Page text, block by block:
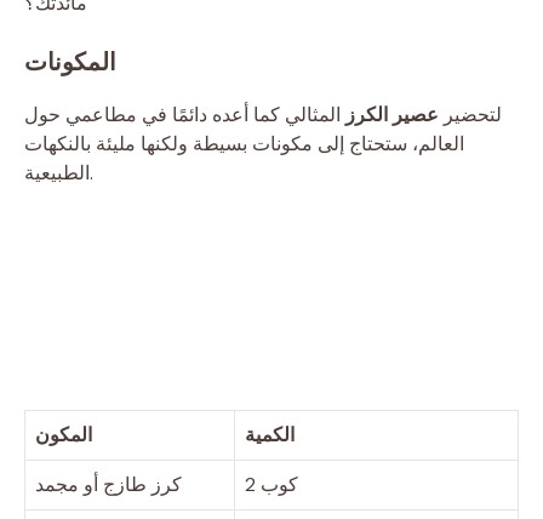
المكونات
لتحضير عصير الكرز المثالي كما أعده دائمًا في مطاعمي حول
العالم، ستحتاج إلى مكونات بسيطة ولكنها مليئة بالنكهات
الطبيعية.
المكون
الكمية
كرز طازج أو مجمد
2 كوب